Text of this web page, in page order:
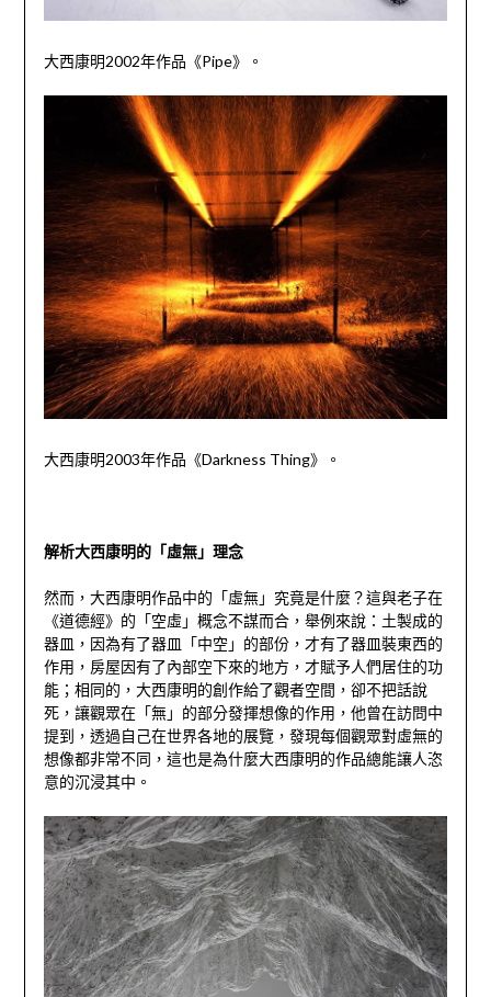
大西康明2002年作品《Pipe》。
大西康明2003年作品《Darkness Thing》。
解析大西康明的「虛無」理念
然而，大西康明作品中的「虛無」究竟是什麼？這與老子在
《道德經》的「空虛」概念不謀而合，舉例來說：土製成的
器皿，因為有了器皿「中空」的部份，才有了器皿裝東西的
作用，房屋因有了內部空下來的地方，才賦予人們居住的功
能；相同的，大西康明的創作給了觀者空間，卻不把話說
死，讓觀眾在「無」的部分發揮想像的作用，他曾在訪問中
提到，透過自己在世界各地的展覽，發現每個觀眾對虛無的
想像都非常不同，這也是為什麼大西康明的作品總能讓人恣
意的沉浸其中。